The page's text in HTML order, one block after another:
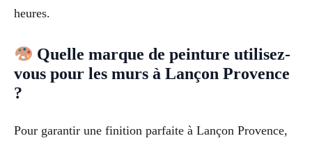
heures.
Quelle marque de peinture utilisez-
vous pour les murs à Lançon Provence
?
Pour garantir une finition parfaite à Lançon Provence,